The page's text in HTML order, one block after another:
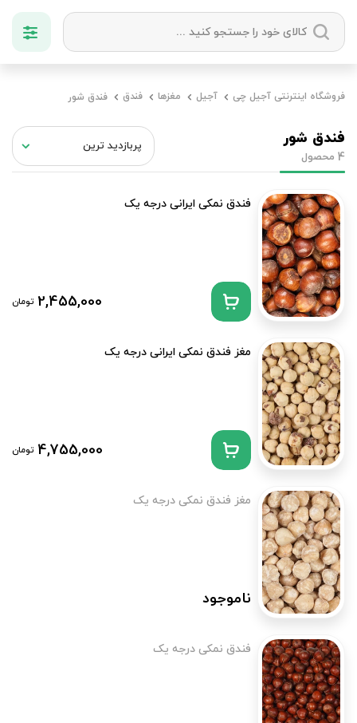
خشکبار
فروشگاه اینترنتی آجیل چی آجیل مغزها فندق فندق شور
فندق شور
4 محصول
فندق نمکی ایرانی درجه یک
2,455,000 تومان
مغز فندق نمکی ایرانی درجه یک
4,755,000 تومان
مغز فندق نمکی درجه یک
ناموجود
فندق نمکی درجه یک